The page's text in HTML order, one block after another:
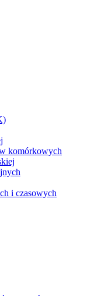
komórkowych
i czasowych